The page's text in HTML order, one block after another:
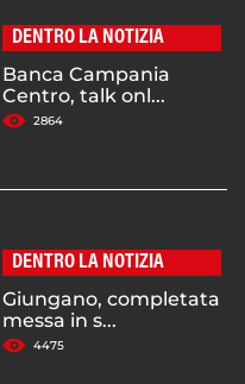
DENTRO LA NOTIZIA
Banca Campania
Centro, talk onl...
2864
DENTRO LA NOTIZIA
Giungano, completata
messa in s...
4475